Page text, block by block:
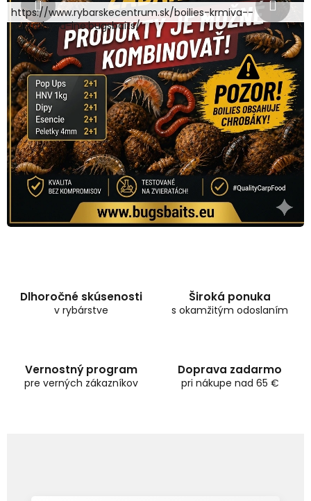
https://www.rybarskecentrum.sk/boilies-krmiva--
nastrahy-a-ine:bugsbaits/
Dlhoročné skúsenosti
v rybárstve
Široká ponuka
s okamžitým odoslaním
Vernostný program
pre verných zákazníkov
Doprava zadarmo
pri nákupe nad 65 €